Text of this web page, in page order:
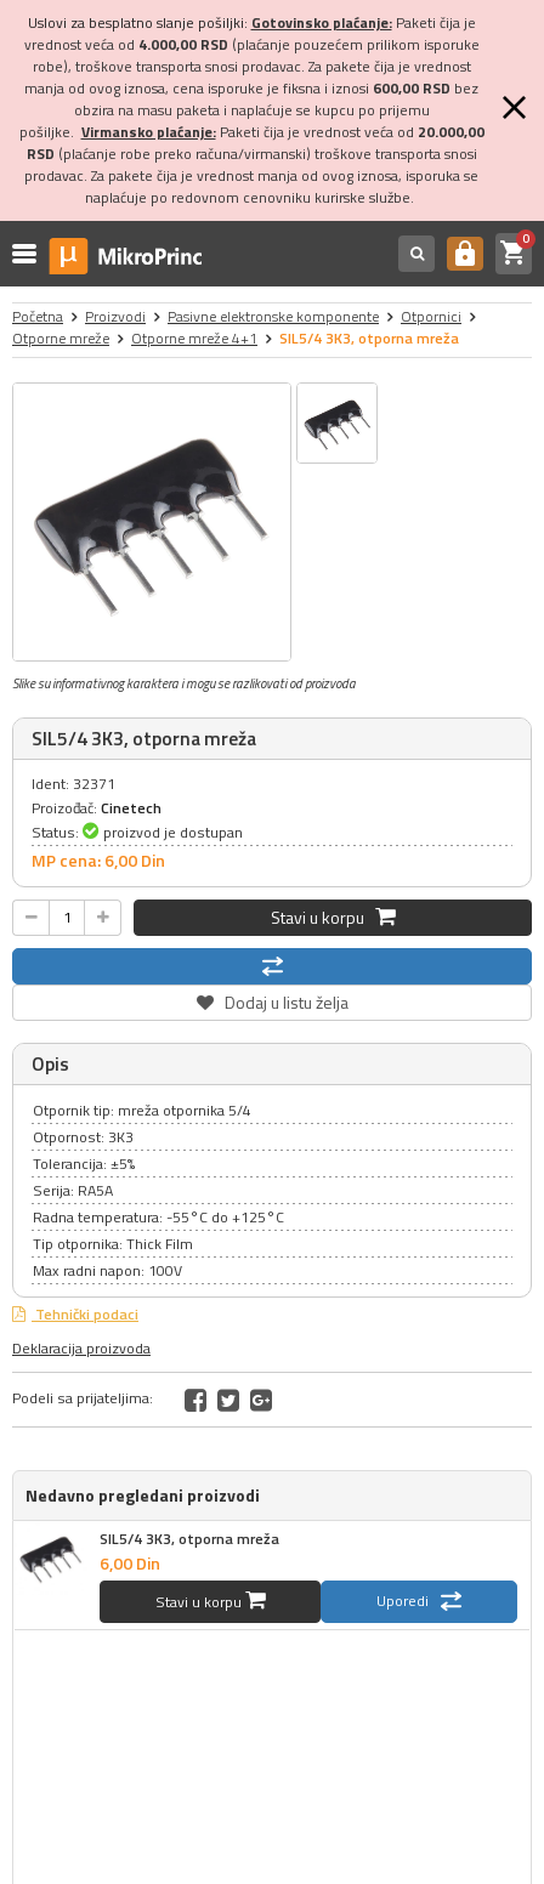
Uslovi za besplatno slanje pošiljki: Gotovinsko plaćanje:Paketi čija je
vrednost veća od 4.000,00 RSD (plaćanje pouzećem prilikom isporuke
robe), troškove transporta snosi prodavac. Za pakete čija je vrednost
manja od ovog iznosa, cena isporuke je fiksna i iznosi 600,00 RSD bez
obzira na masu paketa i naplaćuje se kupcu po prijemu
pošiljke. Virmansko plaćanje:Paketi čija je vrednost veća od 20.000,00
RSD (plaćanje robe preko računa/virmanski) troškove transporta snosi
prodavac. Za pakete čija je vrednost manja od ovog iznosa, isporuka se
naplaćuje po redovnom cenovniku kurirske službe.
https shopping_cart0
Početna Proizvodi Pasivne elektronske komponente
Otpornici
Otporne mreže
Otporne mreže 4+1 SIL5/4 3K3, otporna mreža
Slike su informativnog karaktera i mogu se razlikovati od proizvoda
SIL5/4 3K3, otporna mreža
Ident: 32371
Proizođač: Cinetech
Status:
proizvod je dostupan
MP cena: 6,00Din
Stavi u korpu
Dodaj u listu želja
Opis
Otpornik tip: mreža otpornika 5/4
Otpornost: 3K3
Tolerancija: ±5%
Serija: RA5A
Radna temperatura: -55°C do +125°C
Tip otpornika: Thick Film
Max radni napon: 100V
Tehnički podaci
Deklaracija proizvoda
Podeli sa prijateljima:
Nedavno pregledani proizvodi
SIL5/4 3K3, otporna mreža
6,00Din
Stavi u korpu Uporedi